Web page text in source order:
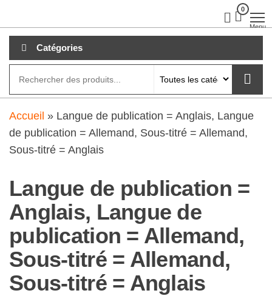
au
contenu
0
Menu
Catégories
Accueil » Langue de publication = Anglais, Langue
de publication = Allemand, Sous-titré = Allemand,
Sous-titré = Anglais
Langue de publication =
Anglais, Langue de
publication = Allemand,
Sous-titré = Allemand,
Sous-titré = Anglais